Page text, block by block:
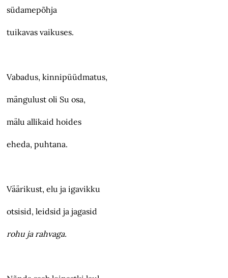
südamepõhja
tuikavas vaikuses.
Vabadus, kinnipüüdmatus,
mängulust oli Su osa,
mälu allikaid hoides
eheda, puhtana.
Väärikust, elu ja igavikku
otsisid, leidsid ja jagasid
rohu ja rahvaga.